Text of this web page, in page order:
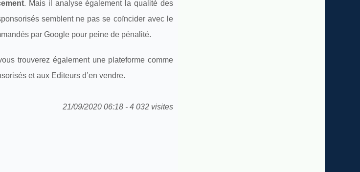
. Mais il analyse également la qualité des
semblent ne pas se coïncider avec le
par Google pour peine de pénalité.
trouverez également une plateforme comme
et aux Editeurs d’en vendre.
21/09/2020 06:18 - 4 032 visites